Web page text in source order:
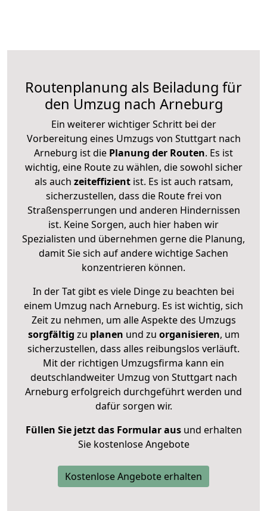
Routenplanung als Beiladung für
den Umzug nach Arneburg
Ein weiterer wichtiger Schritt bei der
Vorbereitung eines Umzugs von Stuttgart nach
Arneburg ist die Planung der Routen. Es ist
wichtig, eine Route zu wählen, die sowohl sicher
als auch zeiteffizientist. Es ist auch ratsam,
sicherzustellen, dass die Route frei von
Straßensperrungen und anderen Hindernissen
ist. Keine Sorgen, auch hier haben wir
Spezialisten und übernehmen gerne die Planung,
damit Sie sich auf andere wichtige Sachen
konzentrieren können.
In der Tat gibt es viele Dinge zu beachten bei
einem Umzug nach Arneburg. Es ist wichtig, sich
Zeit zu nehmen, um alle Aspekte des Umzugs
sorgfältig zu planen und zu organisieren, um
sicherzustellen, dass alles reibungslos verläuft.
Mit der richtigen Umzugsfirma kann ein
deutschlandweiter Umzug von Stuttgart nach
Arneburg erfolgreich durchgeführt werden und
dafür sorgen wir.
Füllen Sie jetzt das Formular ausund erhalten
Sie kostenlose Angebote
Kostenlose Angebote erhalten